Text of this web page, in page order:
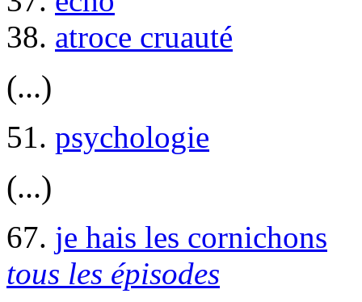
38. atroce cruauté
(...)
51. psychologie
(...)
67. je hais les cornichons
tous les épisodes